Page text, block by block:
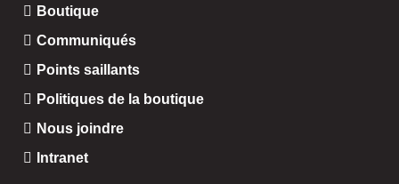
Boutique
Communiqués
Points saillants
Politiques de la boutique
Nous joindre
Intranet